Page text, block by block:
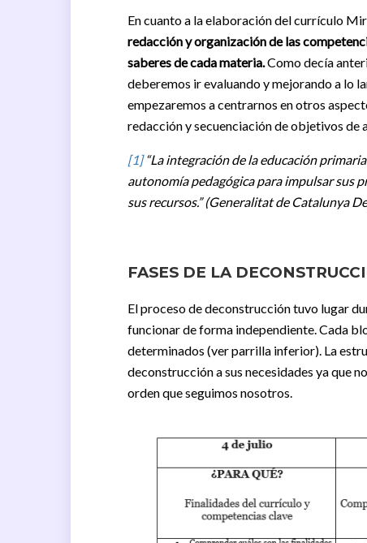
En cuanto a la elaboración del currículo
redacción y organización de las
saberes de cada materia.Como decía
deberemos ir evaluando y mejorando a lo
empezaremos a centrarnos en otros
redacción y secuenciación de objetivos
[1]“La integración de la educación
autonomía pedagógica para impulsar sus
sus recursos.” (Generalitat de Catalunya
FASES DE LA
El proceso de deconstrucción tuvo lugar
funcionar de forma independiente. Cada
determinados (ver parrilla inferior). La
deconstrucción a sus necesidades ya que
orden que seguimos nosotros.